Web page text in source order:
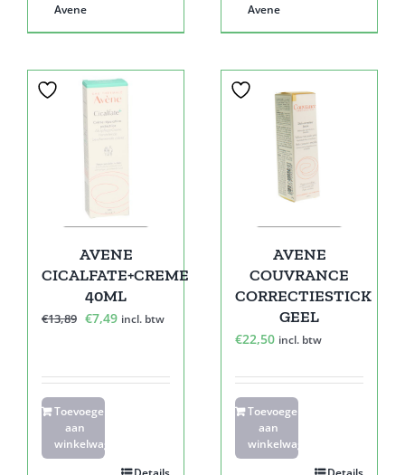
Avene Avene
AVENE
CICALFATE+CREME
40ML
€13,89 Oorspronkelijke
€13,89.
€7,49Huidige
€7,49.
incl. btw
Toevoegen
aan
winkelwagen
AVENE
COUVRANCE
CORRECTIESTICK
GEEL
€22,50 incl. btw
Toevoegen
aan
winkelwagen